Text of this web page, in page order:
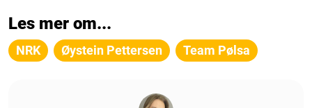
Les mer om...
NRK Øystein Pettersen Team Pølsa